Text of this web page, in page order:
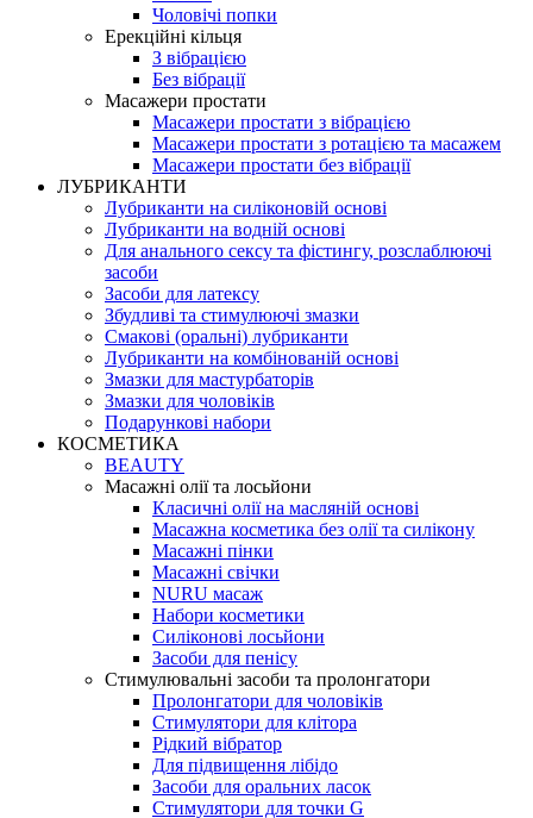
Чоловічі попки
Ерекційні кільця
З вібрацією
Без вібрації
Масажери простати
Масажери простати з вібрацією
Масажери простати з ротацією та масажем
Масажери простати без вібрації
ЛУБРИКАНТИ
Лубриканти на силіконовій основі
Лубриканти на водній основі
Для анального сексу та фістингу, розслаблюючі
засоби
Засоби для латексу
Збудливі та стимулюючі змазки
Смакові (оральні) лубриканти
Лубриканти на комбінованій основі
Змазки для мастурбаторів
Змазки для чоловіків
Подарункові набори
КОСМЕТИКА
BEAUTY
Масажні олії та лосьйони
Класичні олії на масляній основі
Масажна косметика без олії та силікону
Масажні пінки
Масажні свічки
NURU масаж
Набори косметики
Силіконові лосьйони
Засоби для пенісу
Стимулювальні засоби та пролонгатори
Пролонгатори для чоловіків
Стимулятори для клітора
Рідкий вібратор
Для підвищення лібідо
Засоби для оральних ласок
Стимулятори для точки G